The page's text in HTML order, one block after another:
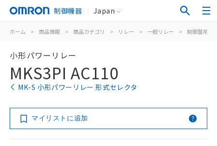
制御機器 Japan
ホーム > 商品情報 > 商品カテゴリ > リレー > 一般リレー > 制御盤用
小形パワーリレー
MKS3PI AC110
MK-S 小形パワーリレー 形式セレクタ
マイリストに追加